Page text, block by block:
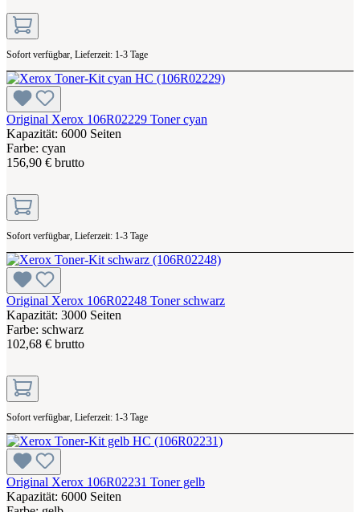
Sofort verfügbar, Lieferzeit: 1-3 Tage
Original Xerox 106R02229 Toner cyan
Kapazität: 6000 Seiten
Farbe: cyan
156,90 € brutto
Sofort verfügbar, Lieferzeit: 1-3 Tage
Original Xerox 106R02248 Toner schwarz
Kapazität: 3000 Seiten
Farbe: schwarz
102,68 € brutto
Sofort verfügbar, Lieferzeit: 1-3 Tage
Original Xerox 106R02231 Toner gelb
Kapazität: 6000 Seiten